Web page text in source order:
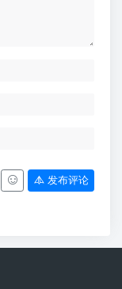
发布评论